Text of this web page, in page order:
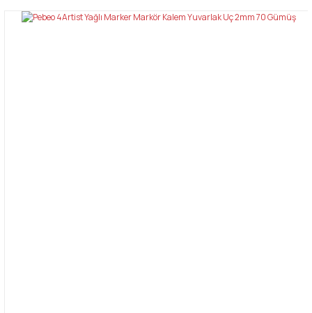
Bu ürüne ilk yorumu siz yapın!
tarafımıza iletebilirsiniz.